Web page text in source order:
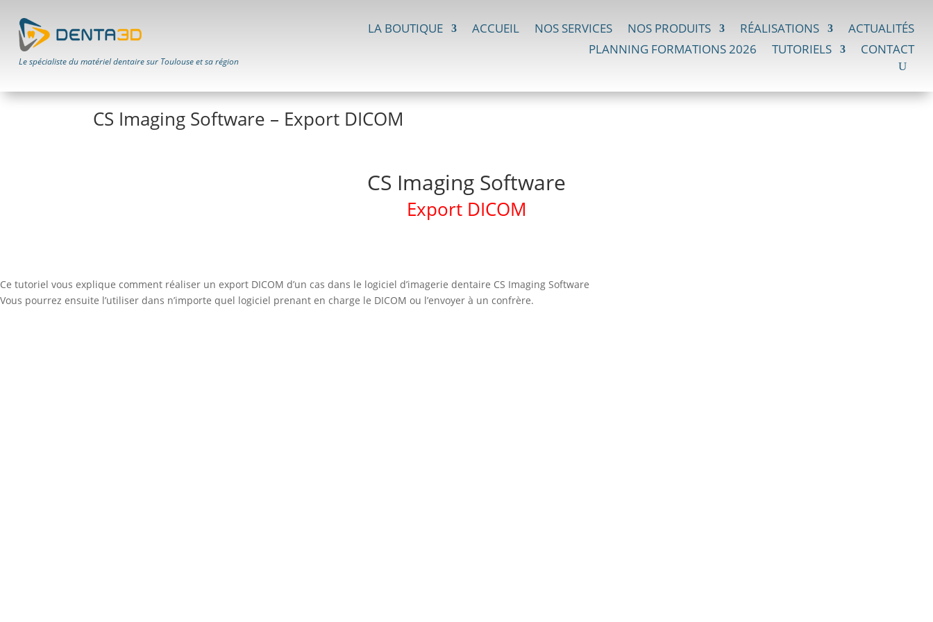
Le spécialiste du matériel dentaire sur Toulouse et sa région
LA BOUTIQUE ACCUEIL NOS SERVICES NOS PRODUITS RÉALISATIONS
ACTUALITÉS
PLANNING FORMATIONS 2026
TUTORIELS CONTACT
CS Imaging Software – Export DICOM
CS Imaging Software
Export DICOM
Ce tutoriel vous explique comment réaliser un export DICOM d’un cas dans le logiciel d’imagerie dentaire CS Imaging Software
Vous pourrez ensuite l’utiliser dans n’importe quel logiciel prenant en charge le DICOM ou l’envoyer à un confrère.